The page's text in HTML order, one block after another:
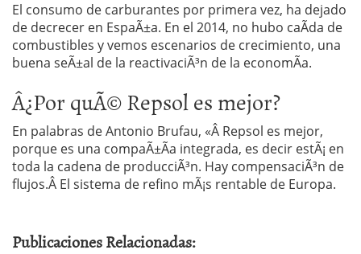
El consumo de carburantes por primera vez, ha dejado
de decrecer en EspaÃ±a. En el 2014, no hubo caÃ­da de
combustibles y vemos escenarios de crecimiento, una
buena seÃ±al de la reactivaciÃ³n de la economÃ­a.
Â¿Por quÃ© Repsol es mejor?
En palabras de Antonio Brufau, «Â Repsol es mejor,
porque es una compaÃ±Ã­a integrada, es decir estÃ¡ en
toda la cadena de producciÃ³n. Hay compensaciÃ³n de
flujos.Â El sistema de refino mÃ¡s rentable de Europa.
Publicaciones Relacionadas: